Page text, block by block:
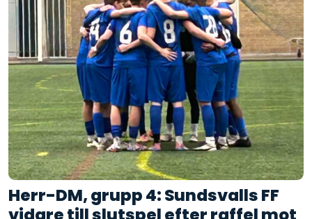
Herr-DM, grupp 4: Sundsvalls FF
vidare till slutspel efter raffel mot